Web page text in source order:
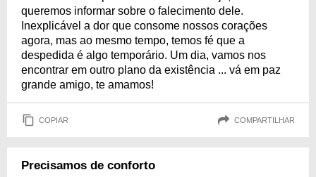
queremos informar sobre o falecimento dele.
Inexplicável a dor que consome nossos corações
agora, mas ao mesmo tempo, temos fé que a
despedida é algo temporário. Um dia, vamos nos
encontrar em outro plano da existência ... vá em paz
grande amigo, te amamos!
COPIAR COMPARTILHAR
Precisamos de conforto